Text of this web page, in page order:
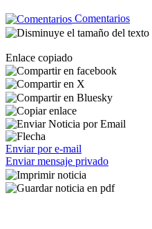
Comentarios
Enlace copiado
Enviar por e-mail
Enviar mensaje privado